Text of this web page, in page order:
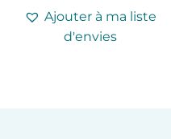
Ajouter à ma liste
d'envies